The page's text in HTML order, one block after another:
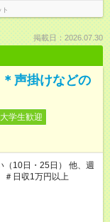
掲載日：2026.07.30
声掛けなどの
大学生歓迎
（10日・25日） 他、週
＃日収1万円以上